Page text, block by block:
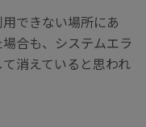
できない場所にあ
合も、システムエラ
消えていると思われ